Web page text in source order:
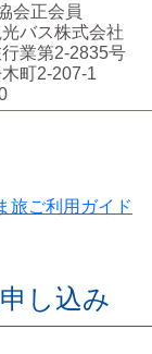
会正会員
バス株式会社
業第2-2835号
町2-207-1
旅ご利用ガイド
し込み